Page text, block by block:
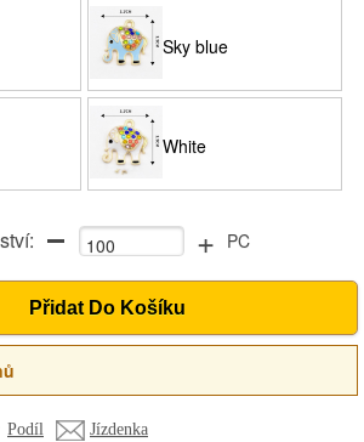
Sky blue
White
+ PC
Přidat Do Košíku
Podíl Jízdenka